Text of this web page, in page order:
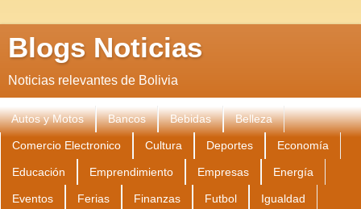
Blogs Noticias
Noticias relevantes de Bolivia
Autos y Motos Bancos Bebidas Belleza
Comercio Electronico Cultura Deportes Economía
Educación Emprendimiento Empresas Energía
Eventos Ferias Finanzas Futbol Igualdad